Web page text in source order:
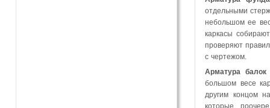
отдельными
небольшом ее
каркасы
проверяют
с чертежом.
Арматура балок
большом весе
другим концом
которые